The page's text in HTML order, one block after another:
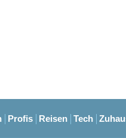
Profis Reisen Tech